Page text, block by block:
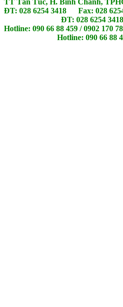
TT Tân Túc, H. Bình Chánh,
ĐT: 028 6254 3418
ĐT: 028 6254 3418
Hotline: 090 66 88
Hotline: 090 66 88 459 /